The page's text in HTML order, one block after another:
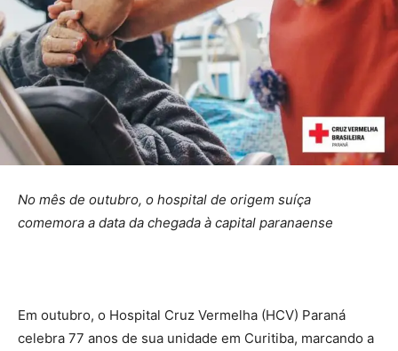
No mês de outubro, o hospital de origem suíça
comemora a data da chegada à capital paranaense
Em outubro, o Hospital Cruz Vermelha (HCV) Paraná
celebra 77 anos de sua unidade em Curitiba, marcando a